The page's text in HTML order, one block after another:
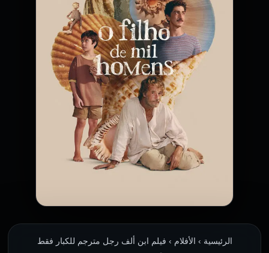
الرئيسية › الأفلام › فيلم ابن ألف رجل مترجم للكبار فقط